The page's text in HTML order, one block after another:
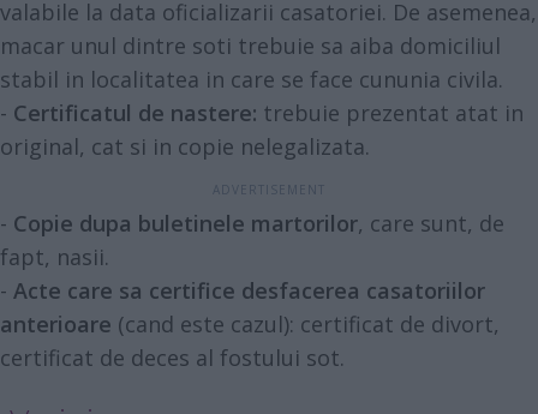
valabile la data oficializarii casatoriei. De asemenea,
macar unul dintre soti trebuie sa aiba domiciliul
stabil in localitatea in care se face cununia civila.
- Certificatul de nastere: trebuie prezentat atat in
original, cat si in copie nelegalizata.
- Copie dupa buletinele martorilor, care sunt, de
fapt, nasii.
- Acte care sa certifice desfacerea casatoriilor
anterioare (cand este cazul): certificat de divort,
certificat de deces al fostului sot.